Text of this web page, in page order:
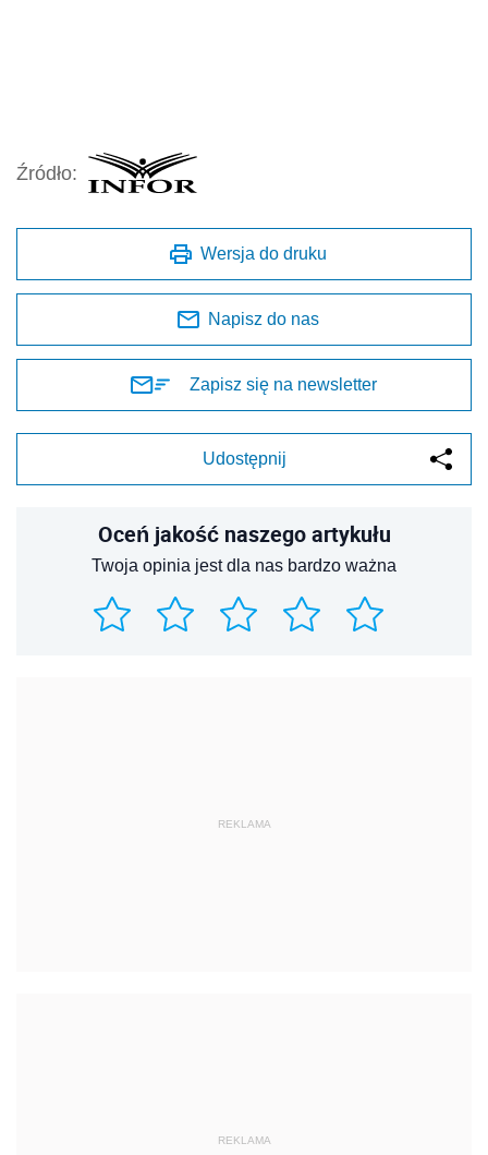
Źródło:
Wersja do druku
Napisz do nas
Zapisz się na newsletter
Udostępnij
Oceń jakość naszego artykułu
Twoja opinia jest dla nas bardzo ważna
REKLAMA
REKLAMA